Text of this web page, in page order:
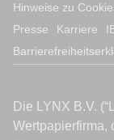
Hinweise zu
Presse
Karriere